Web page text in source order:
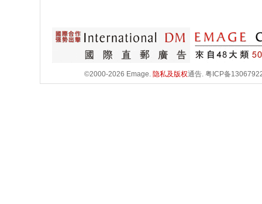
©2000-2026 Emage. 隐私及版权通告. 粤ICP备